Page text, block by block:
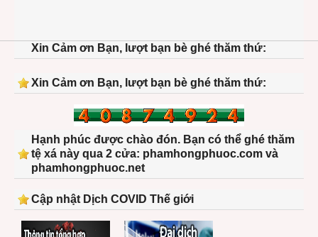
Xin Cảm ơn Bạn, lượt bạn bè ghé thăm thứ:
Xin Cảm ơn Bạn, lượt bạn bè ghé thăm thứ:
Hạnh phúc được chào đón. Bạn có thể ghé thăm
tệ xá này qua 2 cửa: phamhongphuoc.com và
phamhongphuoc.net
Cập nhật Dịch COVID Thế giới